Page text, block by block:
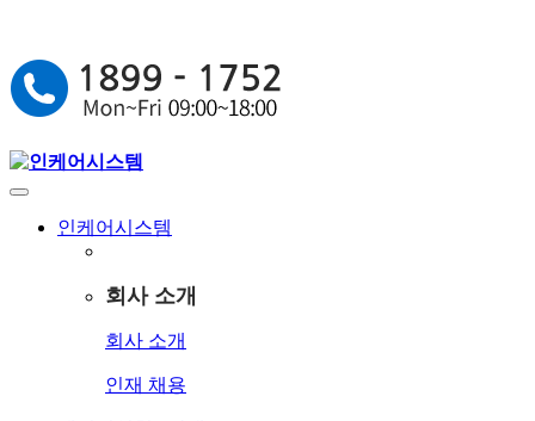
인케어시스템
회사 소개
회사 소개
인재 채용